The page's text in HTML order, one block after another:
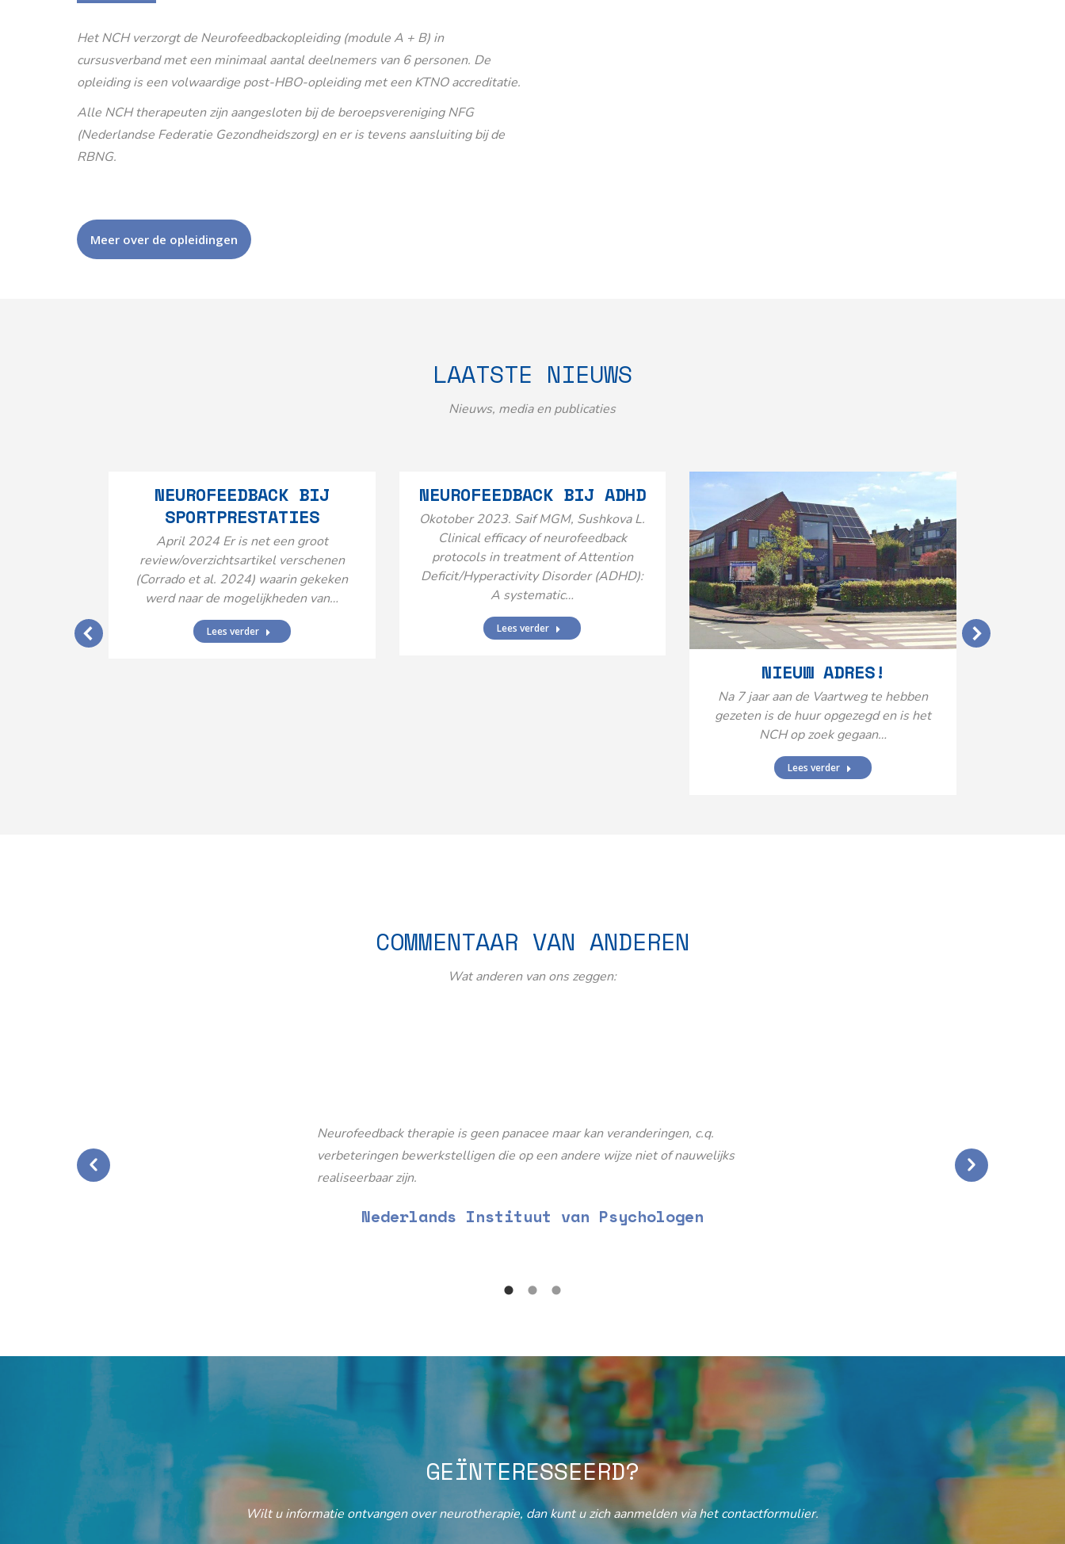
Het NCH verzorgt de Neurofeedbackopleiding (module A + B) in
cursusverband met een minimaal aantal deelnemers van 6 personen. De
opleiding is een volwaardige post-HBO-opleiding met een KTNO accreditatie.
Alle NCH therapeuten zijn aangesloten bij de beroepsvereniging NFG
(Nederlandse Federatie Gezondheidszorg) en er is tevens aansluiting bij de
RBNG.
Meer over de opleidingen
LAATSTE NIEUWS
Nieuws, media en publicaties
NEUROFEEDBACK BIJ
SPORTPRESTATIES
April 2024 Er is net een groot
review/overzichtsartikel verschenen
(Corrado et al. 2024) waarin gekeken
werd naar de mogelijkheden van…
Lees verder
NEUROFEEDBACK BIJ ADHD
Okotober 2023. Saif MGM, Sushkova L.
Clinical efficacy of neurofeedback
protocols in treatment of Attention
Deficit/Hyperactivity Disorder (ADHD):
A systematic…
Lees verder
NIEUW ADRES!
Na 7 jaar aan de Vaartweg te hebben
gezeten is de huur opgezegd en is het
NCH op zoek gegaan…
Lees verder
COMMENTAAR VAN ANDEREN
Wat anderen van ons zeggen:
Neurofeedback therapie is geen panacee maar kan veranderingen, c.q.
verbeteringen bewerkstelligen die op een andere wijze niet of nauwelijks
realiseerbaar zijn.
Nederlands Instituut van Psychologen
GEÏNTERESSEERD?
Wilt u informatie ontvangen over neurotherapie, dan kunt u zich aanmelden via het contactformulier.